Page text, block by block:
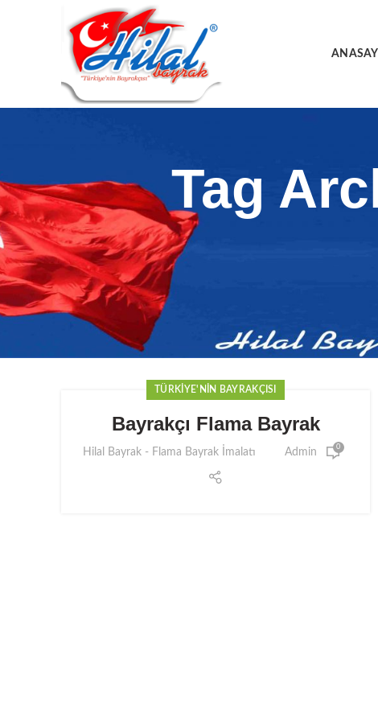
Tag
TÜRKIYE'NIN BAYRAKÇISI
Bayrakçı Flama Bayrak
Hilal Bayrak - Flama Bayrak İmalatı Admin 0